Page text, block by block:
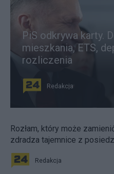
PiS odkrywa karty.
mieszkania, ETS,
rozliczenia
Redakcja
Rozłam, który może
zdradza tajemnice z
Redakcja